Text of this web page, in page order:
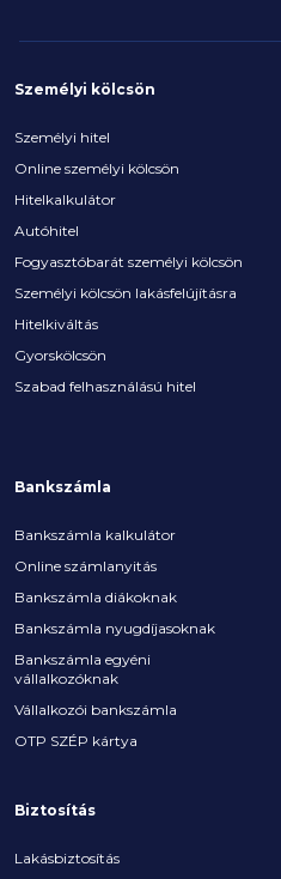
Személyi kölcsön
Személyi hitel
Online személyi kölcsön
Hitelkalkulátor
Autóhitel
Fogyasztóbarát személyi kölcsön
Személyi kölcsön lakásfelújításra
Hitelkiváltás
Gyorskölcsön
Szabad felhasználású hitel
Bankszámla
Bankszámla kalkulátor
Online számlanyitás
Bankszámla diákoknak
Bankszámla nyugdíjasoknak
Bankszámla egyéni
vállalkozóknak
Vállalkozói bankszámla
OTP SZÉP kártya
Biztosítás
Lakásbiztosítás